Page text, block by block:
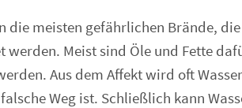
die meisten gefährlichen Brände,
werden. Meist sind Öle und Fette
Aus dem Affekt wird oft
Weg ist. Schließlich kann